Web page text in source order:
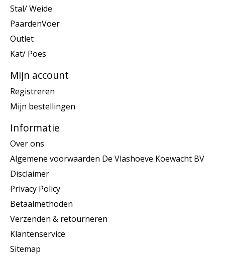
Stal/ Weide
PaardenVoer
Outlet
Kat/ Poes
Mijn account
Registreren
Mijn bestellingen
Informatie
Over ons
Algemene voorwaarden De Vlashoeve Koewacht BV
Disclaimer
Privacy Policy
Betaalmethoden
Verzenden & retourneren
Klantenservice
Sitemap